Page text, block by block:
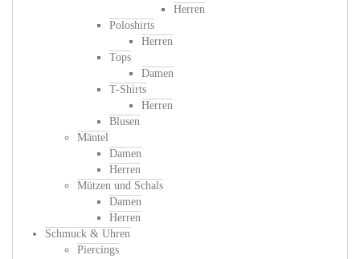
Herren
Poloshirts
Herren
Tops
Damen
T-Shirts
Herren
Blusen
Mäntel
Damen
Herren
Mützen und Schals
Damen
Herren
Schmuck & Uhren
Piercings